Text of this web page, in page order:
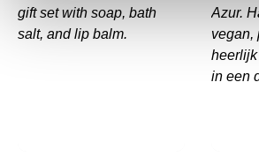
Hydraterende formule
Verrijkt met zuiver Alpenwater